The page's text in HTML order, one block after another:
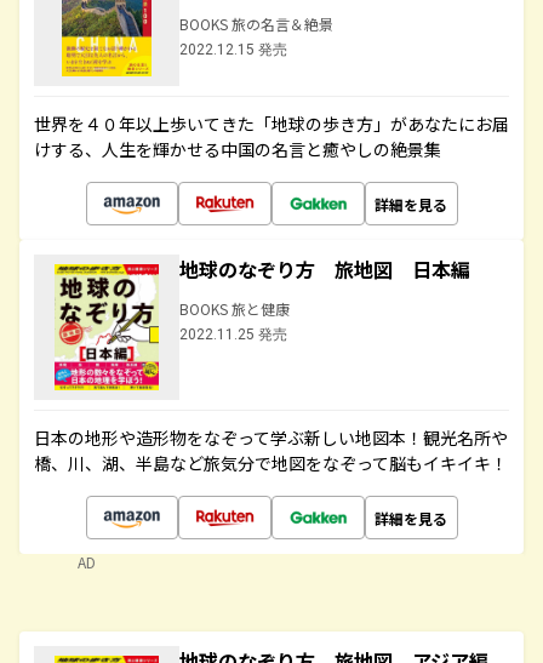
BOOKS 旅の名言＆絶景
2022.12.15 発売
世界を４０年以上歩いてきた「地球の歩き方」があなたにお届
けする、人生を輝かせる中国の名言と癒やしの絶景集
詳細を見る
地球のなぞり方 旅地図 日本編
BOOKS 旅と健康
2022.11.25 発売
日本の地形や造形物をなぞって学ぶ新しい地図本！観光名所や
橋、川、湖、半島など旅気分で地図をなぞって脳もイキイキ！
詳細を見る
AD